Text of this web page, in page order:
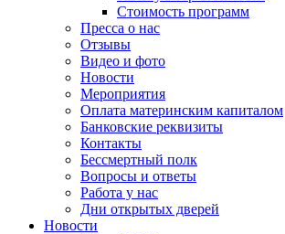
Стоимость программ
Пресса о нас
Отзывы
Видео и фото
Новости
Мероприятия
Оплата материнским капиталом
Банковские реквизиты
Контакты
Бессмертный полк
Вопросы и ответы
Работа у нас
Дни открытых дверей
Новости